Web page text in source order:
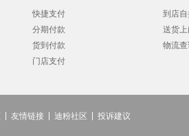
快捷支付
分期付款
货到付款
门店支付
到店
送货
物流
友情链接 迪粉社区 投诉建议